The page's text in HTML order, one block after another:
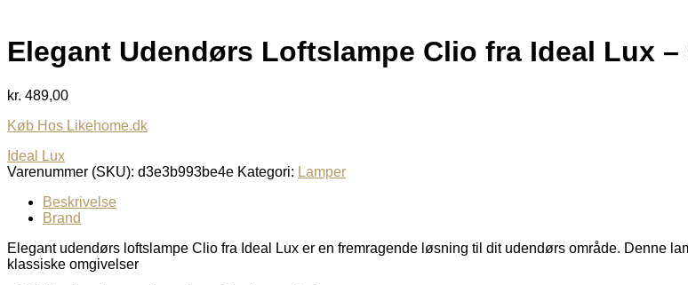
Elegant Udendørs Loftslampe Clio fra Ideal Lux
kr. 489,00
Køb Hos Likehome.dk
Ideal Lux
Varenummer (SKU): d3e3b993be4e Kategori: Lamper
Beskrivelse
Brand
Elegant udendørs loftslampe Clio fra Ideal Lux er en fremragende løsning til dit udendørs område. Denne
klassiske omgivelser